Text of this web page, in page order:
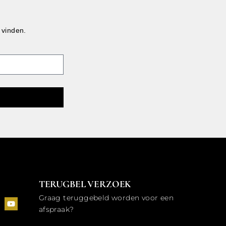
TERUGBEL VERZOEK
Graag teruggebeld worden voor een
afspraak?